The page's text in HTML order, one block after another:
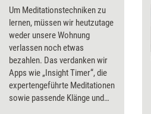
Um Meditationstechniken zu
lernen, müssen wir heutzutage
weder unsere Wohnung
verlassen noch etwas
bezahlen. Das verdanken wir
Apps wie „Insight Timer“, die
expertengeführte Meditationen
sowie passende Klänge und